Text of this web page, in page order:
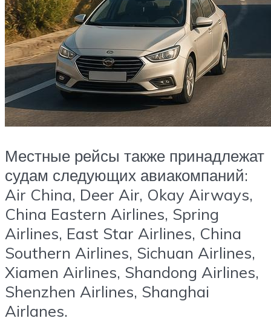
Местные рейсы также принадлежат
судам следующих авиакомпаний:
Air China, Deer Air, Okay Airways,
China Eastern Airlines, Spring
Airlines, East Star Airlines, China
Southern Airlines, Sichuan Airlines,
Xiamen Airlines, Shandong Airlines,
Shenzhen Airlines, Shanghai
Airlanes.